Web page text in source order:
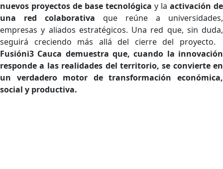
nuevos proyectos de base tecnológica y la activación de
una red colaborativa que reúne a universidades,
empresas y aliados estratégicos. Una red que, sin duda,
seguirá creciendo más allá del cierre del proyecto.
Fusióni3 Cauca demuestra que, cuando la innovación
responde a las realidades del territorio, se convierte en
un verdadero motor de transformación económica,
social y productiva.